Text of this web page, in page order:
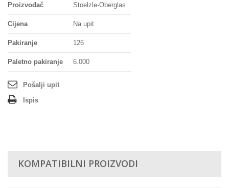
Proizvođač Stoelzle-Oberglas
Cijena Na upit
Pakiranje 126
Paletno pakiranje 6.000
Pošalji upit
Ispis
KOMPATIBILNI PROIZVODI